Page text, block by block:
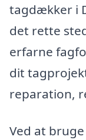
tagdækker i
det rette
erfarne
dit
reparation,
Ved at